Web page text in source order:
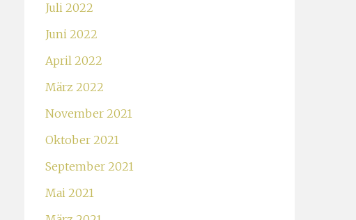
Juli 2022
Juni 2022
April 2022
März 2022
November 2021
Oktober 2021
September 2021
Mai 2021